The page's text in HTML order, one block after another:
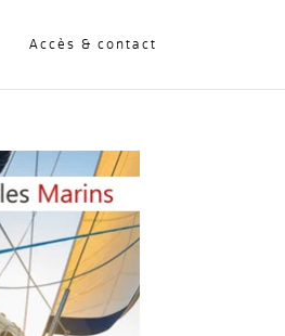
Accès & contact